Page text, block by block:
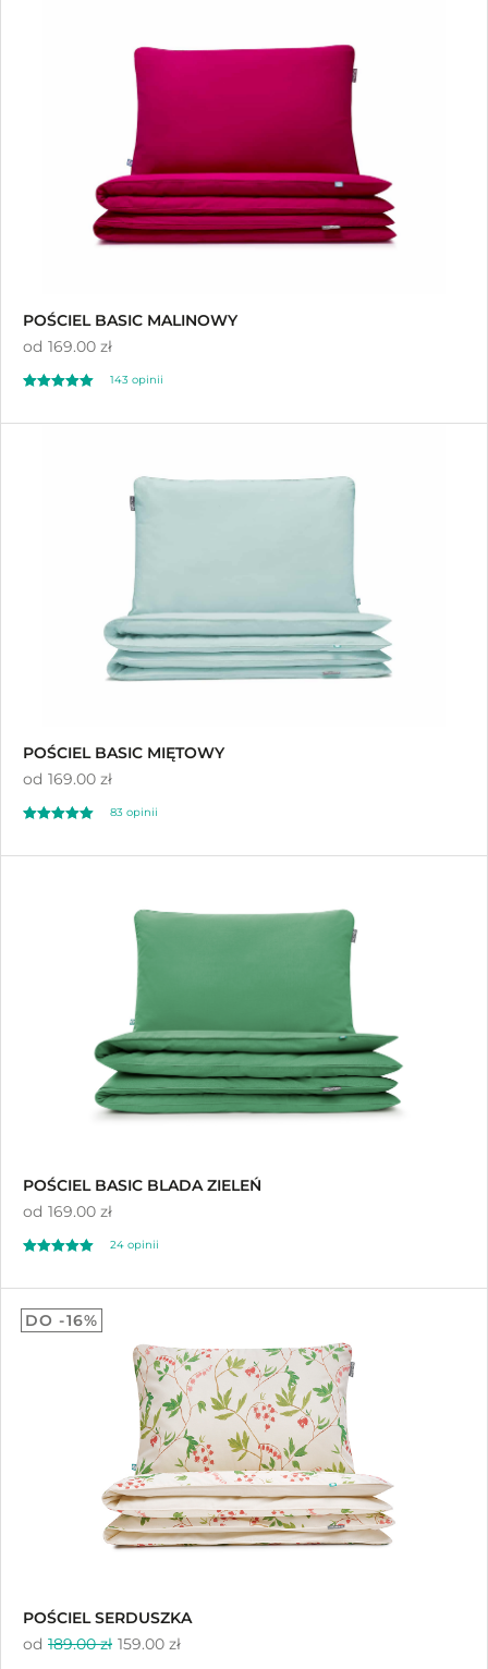
POŚCIEL BASIC MALINOWY
od 169.00 zł
143 opinii
POŚCIEL BASIC MIĘTOWY
od 169.00 zł
83 opinii
POŚCIEL BASIC BLADA ZIELEŃ
od 169.00 zł
na 5
24 opinii
DO -16%
POŚCIEL SERDUSZKA
od
159.00 zł
189.00 zł